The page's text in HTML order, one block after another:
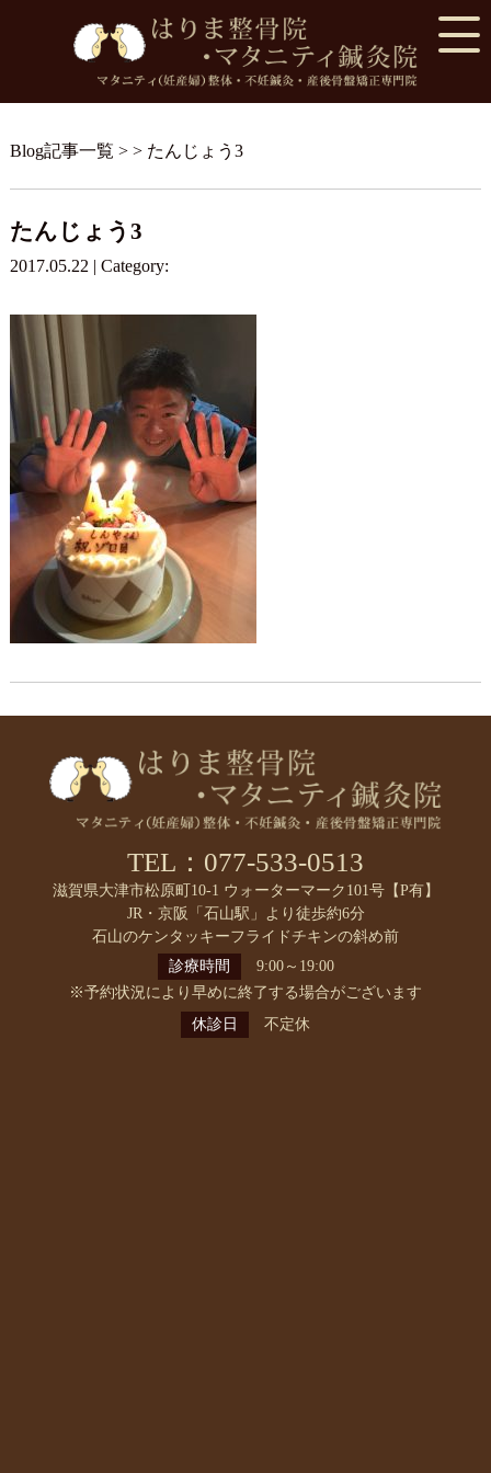
Blog記事一覧 > > たんじょう3
たんじょう3
2017.05.22 | Category:
TEL：077-533-0513
滋賀県大津市松原町10-1 ウォーターマーク101号【P有】
JR・京阪「石山駅」より徒歩約6分
石山のケンタッキーフライドチキンの斜め前
診療時間
9:00～19:00
※予約状況により早めに終了する場合がございます
休診日
不定休